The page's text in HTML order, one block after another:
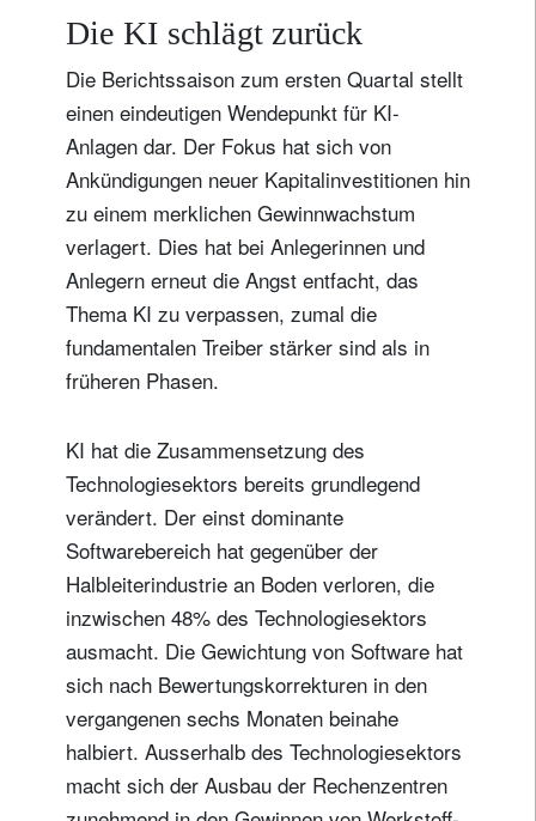
Die KI schlägt zurück
Die Berichtssaison zum ersten Quartal stellt
einen eindeutigen Wendepunkt für KI-
Anlagen dar. Der Fokus hat sich von
Ankündigungen neuer Kapitalinvestitionen hin
zu einem merklichen Gewinnwachstum
verlagert. Dies hat bei Anlegerinnen und
Anlegern erneut die Angst entfacht, das
Thema KI zu verpassen, zumal die
fundamentalen Treiber stärker sind als in
früheren Phasen.
KI hat die Zusammensetzung des
Technologiesektors bereits grundlegend
verändert. Der einst dominante
Softwarebereich hat gegenüber der
Halbleiterindustrie an Boden verloren, die
inzwischen 48% des Technologiesektors
ausmacht. Die Gewichtung von Software hat
sich nach Bewertungskorrekturen in den
vergangenen sechs Monaten beinahe
halbiert. Ausserhalb des Technologiesektors
macht sich der Ausbau der Rechenzentren